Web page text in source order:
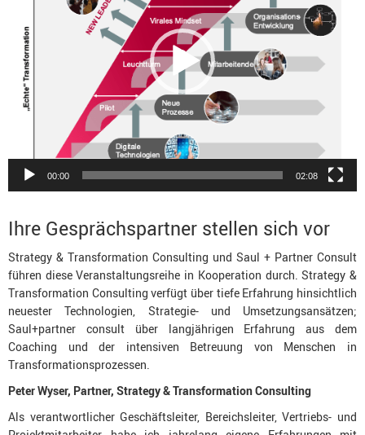
00:00 02:08
Ihre Gesprächspartner stellen sich vor
Strategy & Transformation Consulting und Saul + Partner Consult
führen diese Veranstaltungsreihe in Kooperation durch. Strategy &
Transformation Consulting verfügt über tiefe Erfahrung hinsichtlich
neuester Technologien, Strategie- und Umsetzungsansätzen;
Saul+partner consult über langjährigen Erfahrung aus dem
Coaching und der intensiven Betreuung von Menschen in
Transformationsprozessen.
Peter Wyser, Partner, Strategy & Transformation Consulting
Als verantwortlicher Geschäftsleiter, Bereichsleiter, Vertriebs- und